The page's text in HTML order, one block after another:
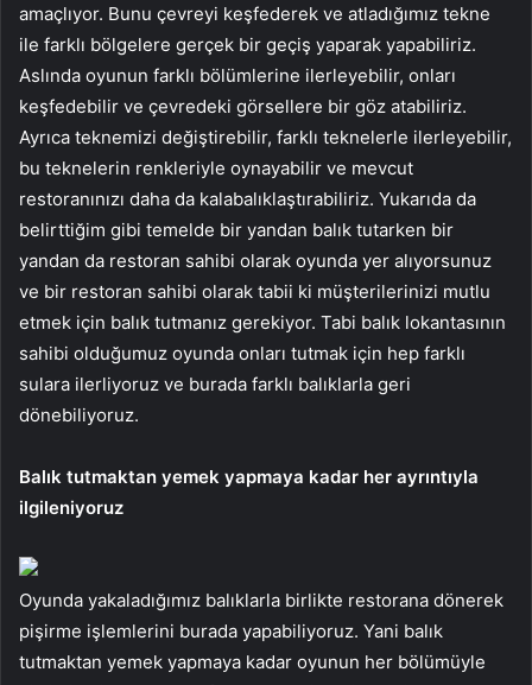
amaçlıyor. Bunu çevreyi keşfederek ve atladığımız tekne
ile farklı bölgelere gerçek bir geçiş yaparak yapabiliriz.
Aslında oyunun farklı bölümlerine ilerleyebilir, onları
keşfedebilir ve çevredeki görsellere bir göz atabiliriz.
Ayrıca teknemizi değiştirebilir, farklı teknelerle ilerleyebilir,
bu teknelerin renkleriyle oynayabilir ve mevcut
restoranınızı daha da kalabalıklaştırabiliriz. Yukarıda da
belirttiğim gibi temelde bir yandan balık tutarken bir
yandan da restoran sahibi olarak oyunda yer alıyorsunuz
ve bir restoran sahibi olarak tabii ki müşterilerinizi mutlu
etmek için balık tutmanız gerekiyor. Tabi balık lokantasının
sahibi olduğumuz oyunda onları tutmak için hep farklı
sulara ilerliyoruz ve burada farklı balıklarla geri
dönebiliyoruz.
Balık tutmaktan yemek yapmaya kadar her ayrıntıyla
ilgileniyoruz
Oyunda yakaladığımız balıklarla birlikte restorana dönerek
pişirme işlemlerini burada yapabiliyoruz. Yani balık
tutmaktan yemek yapmaya kadar oyunun her bölümüyle